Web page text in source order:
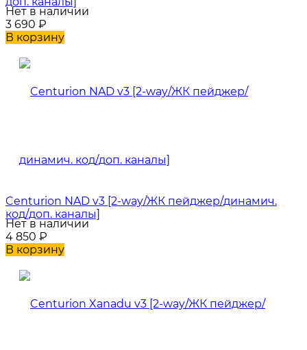
Нет в наличии
3 690 ₽
В корзину
Centurion NAD v3 [2-way/ЖК пейджер/динамич.
код/доп. каналы]
Нет в наличии
4 850 ₽
В корзину